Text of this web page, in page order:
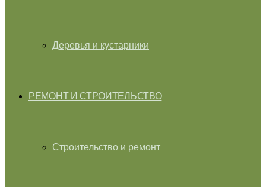
Деревья и кустарники
РЕМОНТ И СТРОИТЕЛЬСТВО
Строительство и ремонт